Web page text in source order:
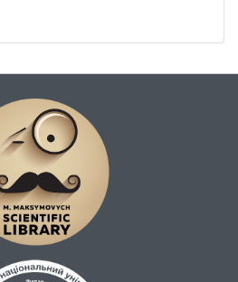
група змішаних інфекцій,
два віруси, було п'ять
досліджень було
культури родин
з
симптомами на наявність
спричинених вісьмома
комбінації
змішані вірусні
що серед змішаних
два віруси, було п'ять